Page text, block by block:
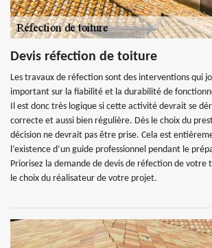
Devis réfection de toiture
Les travaux de réfection sont des interventions qui
important sur la fiabilité et la durabilité de
Il est donc très logique si cette activité devrait se
correcte et aussi bien régulière. Dès le choix du
décision ne devrait pas être prise. Cela est
l’existence d’un guide professionnel pendant le
Priorisez la demande de devis de réfection de
le choix du réalisateur de votre projet.